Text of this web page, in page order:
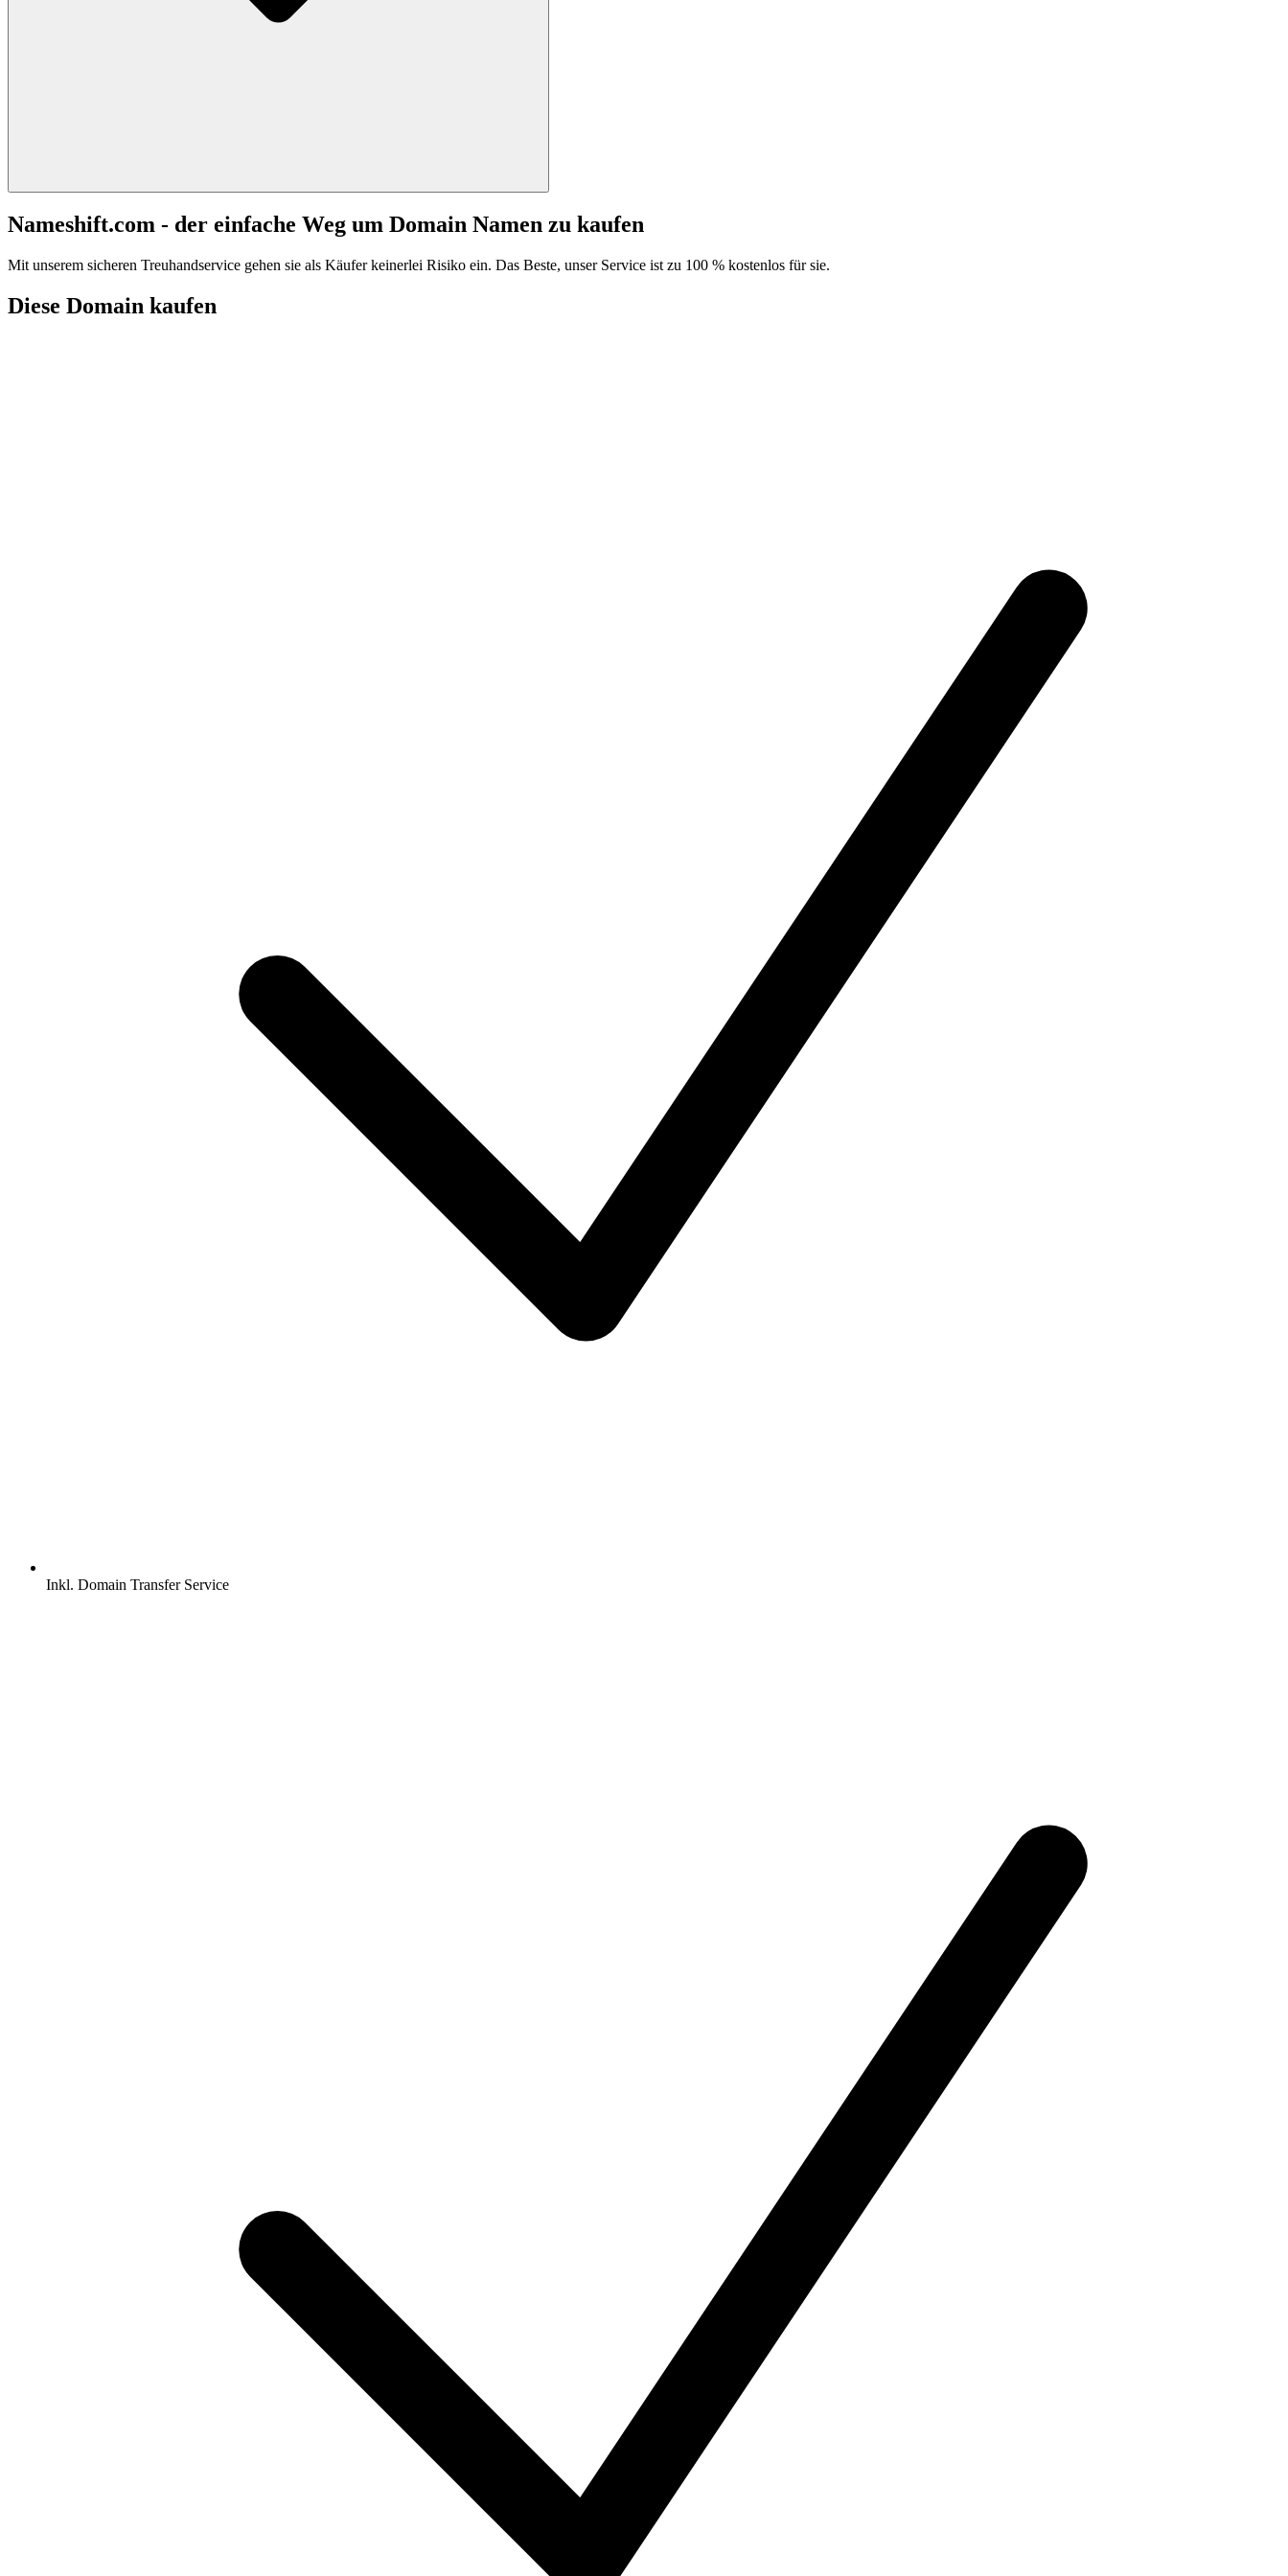
Nameshift.com - der einfache Weg um Domain Namen zu kaufen
Mit unserem sicheren Treuhandservice gehen sie als Käufer keinerlei Risiko ein. Das Beste, unser Service ist zu 100 % kostenlos für sie.
Diese Domain kaufen
Inkl. Domain Transfer Service